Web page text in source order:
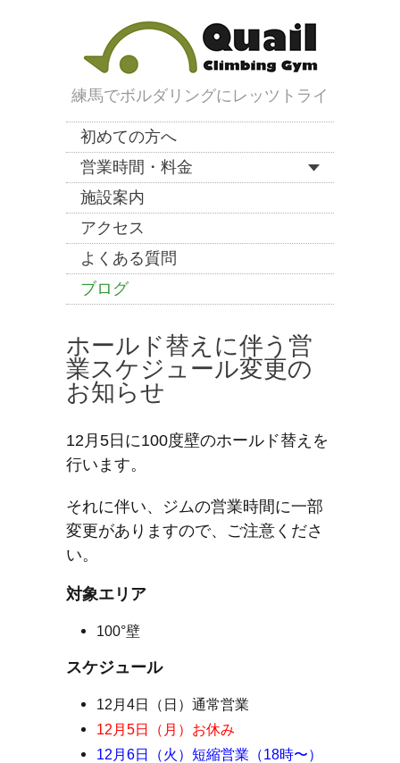
練馬でボルダリングにレッツトライ
初めての方へ
営業時間・料金
施設案内
アクセス
よくある質問
ブログ
ホールド替えに伴う営
業スケジュール変更の
お知らせ
12月5日に100度壁のホールド替えを
行います。
それに伴い、ジムの営業時間に一部
変更がありますので、ご注意くださ
い。
対象エリア
100°壁
スケジュール
12月4日（日）通常営業
12月5日（月）お休み
12月6日（火）短縮営業（18時〜）